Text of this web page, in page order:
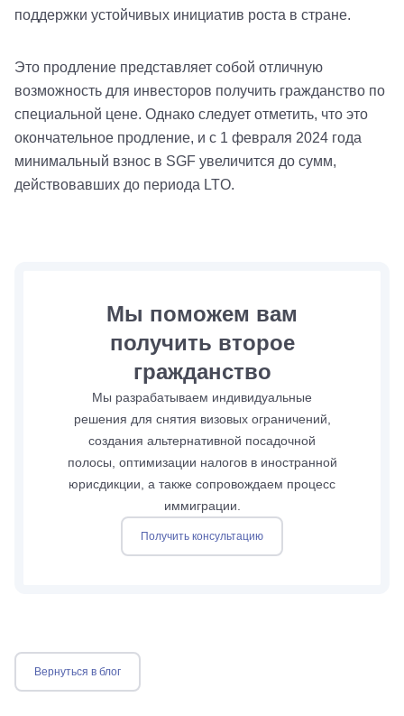
поддержки устойчивых инициатив роста в стране.
Это продление представляет собой отличную
возможность для инвесторов получить гражданство по
специальной цене. Однако следует отметить, что это
окончательное продление, и с 1 февраля 2024 года
минимальный взнос в SGF увеличится до сумм,
действовавших до периода LTO.
Мы поможем вам
получить второе
гражданство
Мы разрабатываем индивидуальные
решения для снятия визовых ограничений,
создания альтернативной посадочной
полосы, оптимизации налогов в иностранной
юрисдикции, а также сопровождаем процесс
иммиграции.
Получить консультацию
Вернуться в блог